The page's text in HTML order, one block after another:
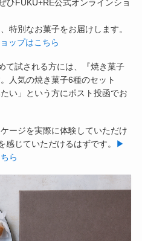
ひFUKU+RE公式オンラインショ
特別なお菓子をお届けします。
ップはこちら
て試される方には、『焼き菓子
人気の焼き菓子6種のセット
い」という方にポスト投函でお
ージを実際に体験していただけ
じていただけるはずです。
▶︎
ら